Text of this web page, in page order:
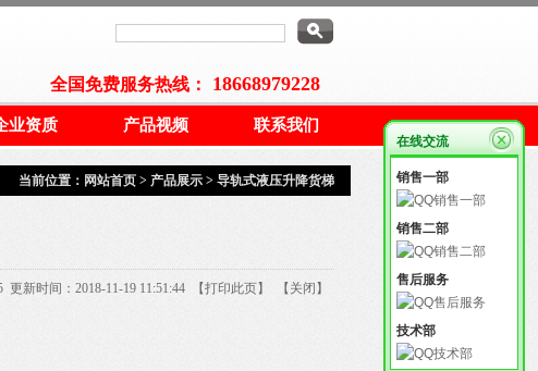
全国免费服务热线： 18668979228
业资质 产品视频 联系我们
当前位置： 网站首页 > 产品展示 > 导轨式液压升降货梯
更新时间：2018-11-19 11:51:44 【打印此页】 【 关闭 】
在线交流
销售一部
销售二部
售后服务
技术部